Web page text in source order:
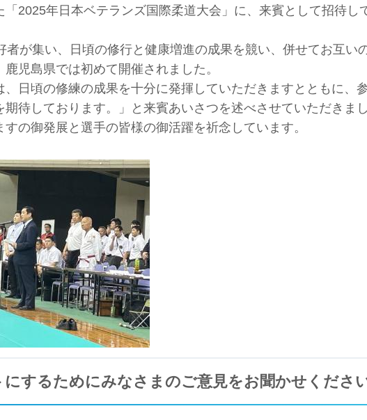
2025年日本ベテランズ国際柔道大会」に、来賓として招待し
者が集い、日頃の修行と健康増進の成果を競い、併せてお互い
児島県では初めて開催されました。
、日頃の修練の成果を十分に発揮していただきますとともに、
待しております。」と来賓あいさつを述べさせていただきまし
の御発展と選手の皆様の御活躍を祈念しています。
するためにみなさまのご意見をお聞かせくださ